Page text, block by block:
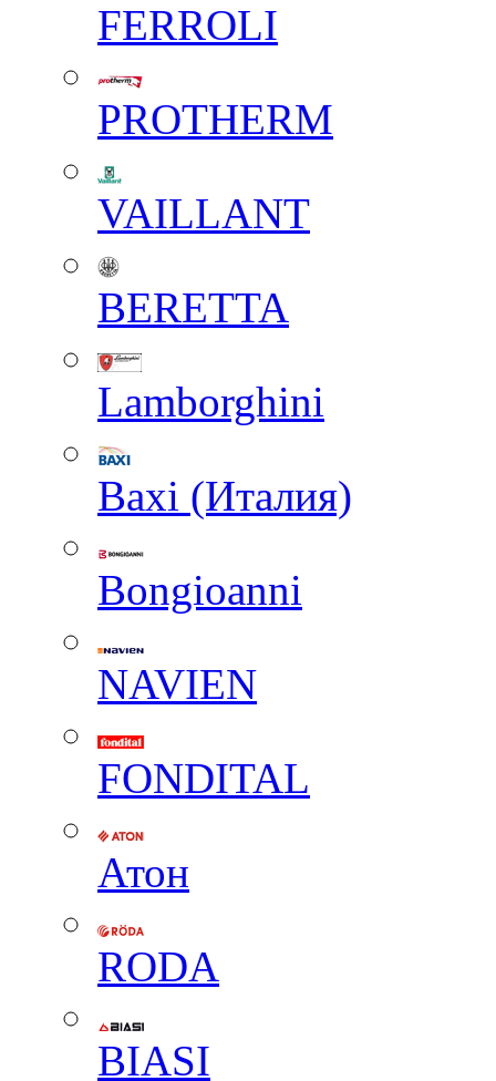
FERROLI
PROTHERM
VAILLANT
BERETTA
Lamborghini
Baxi (Италия)
Вongioanni
NAVIEN
FONDITAL
Атон
RODA
BIASI